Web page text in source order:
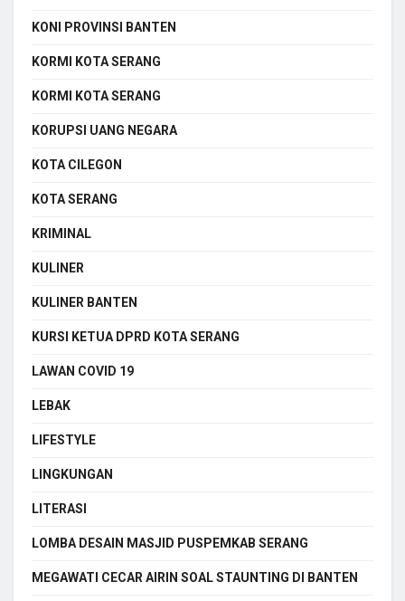
KONI PROVINSI BANTEN
KORMI KOTA SERANG
KORMI KOTA SERANG
KORUPSI UANG NEGARA
KOTA CILEGON
KOTA SERANG
KRIMINAL
KULINER
KULINER BANTEN
KURSI KETUA DPRD KOTA SERANG
LAWAN COVID 19
LEBAK
LIFESTYLE
LINGKUNGAN
LITERASI
LOMBA DESAIN MASJID PUSPEMKAB SERANG
MEGAWATI CECAR AIRIN SOAL STAUNTING DI BANTEN